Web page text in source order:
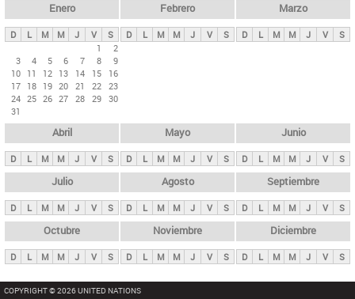
ds
p
n
c
i
p
l
e
s
Enero
D L M M J V
S
1
2
3
4 5 6 7 8
9
10 11 12 13 14 15
16
17 18 19 20 21 22 23
24 25 26 27 28 29 30
31
Febrero
D L M M J V S
Marzo
D L M M J V S
Abril
D L M M J V S
Mayo
D L M M J V S
Junio
D L M M J V S
Julio
D L M M J V S
Agosto
D L M M J V S
Septiembre
D L M M J V S
Octubre
D L M M J V S
Noviembre
D L M M J V S
Diciembre
D L M M J V S
COPYRIGHT © 2026 UNITED NATIONS